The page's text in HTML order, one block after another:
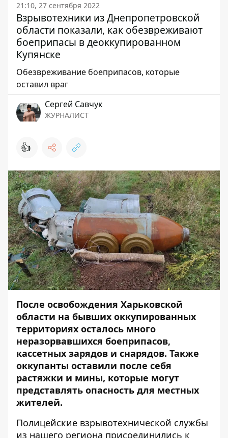
21:10, 27 сентября 2022
Взрывотехники из Днепропетровской
области показали, как обезвреживают
боеприпасы в деоккупированном
Купянске
Обезвреживание боеприпасов, которые
оставил враг
Сергей Савчук
ЖУРНАЛИСТ
👍
После освобождения Харьковской
области на бывших оккупированных
территориях осталось много
неразорвавшихся боеприпасов,
кассетных зарядов и снарядов. Также
оккупанты оставили после себя
растяжки и мины, которые могут
представлять опасность для местных
жителей.
Полицейские взрывотехнической службы
из нашего региона присоединились к